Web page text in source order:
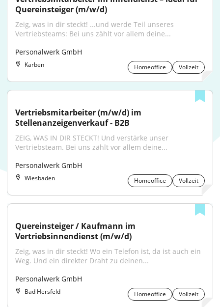
Quereinsteiger (m/w/d)
Zeig, was in dir steckt! ...und werde Teil unseres
Vertriebsteams: Bei uns zählt vor allem deine...
Personalwerk GmbH
Karben Homeoffice Vollzeit
Vertriebsmitarbeiter (m/w/d) im
Stellenanzeigenverkauf - B2B
ZEIG, WAS IN DIR STECKT! Und verstärke unser
Vertriebsteam. Bei uns zählt vor allem deine...
Personalwerk GmbH
Wiesbaden Homeoffice Vollzeit
Quereinsteiger / Kaufmann im
Vertriebsinnendienst (m/w/d)
Zeig, was in dir steckt! Wo ein Telefon ist, da ist auch ein
Weg. Und ein direkter Draht zu deinen...
Personalwerk GmbH
Bad Hersfeld Homeoffice Vollzeit